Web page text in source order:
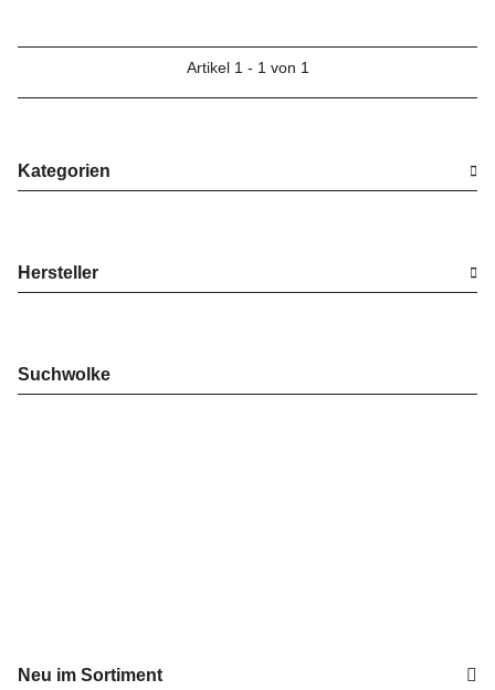
Artikel 1 - 1 von 1
Kategorien
Hersteller
Suchwolke
Neu im Sortiment